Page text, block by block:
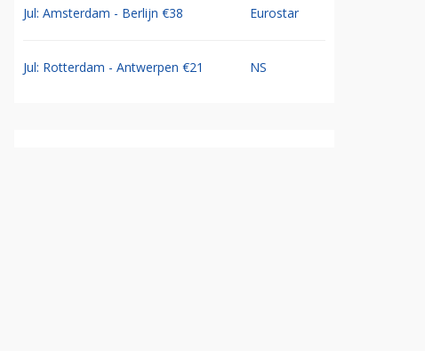
Jul: Amsterdam - Berlijn €38 Eurostar
Jul: Rotterdam - Antwerpen €21 NS